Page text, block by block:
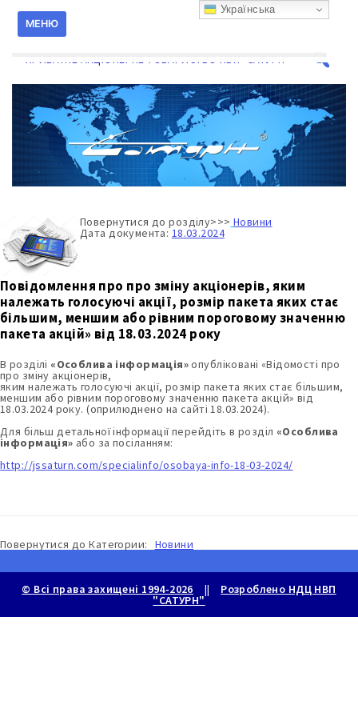
содержанию
МЕНЮ
ПРИВАТНЕ АКЦІОНЕРНЕ ТОВАРИСТВО НВП "САТУРН"
Поиск
для:
Повернутися до розділу>>> Новини
Дата документа:18.03.2024
Повідомлення про про зміну акціонерів, яким
належать голосуючі акції, розмір пакета яких стає
більшим, меншим або рівним пороговому значенню
пакета акцій» від 18.03.2024 року
В розділі «Особлива інформація»опубліковані «Вiдомостi про
про зміну акціонерів,
яким належать голосуючі акції, розмір пакета яких стає більшим,
меншим або рівним пороговому значенню пакета акцій» від
18.03.2024 року. (оприлюднено на сайті 18.03.2024).
Для більш детальної інформації перейдіть в розділ «Особлива
інформація» або за посіланням:
http://jssaturn.com/specialinfo/osobaya-info-18-03-2024/
Повернутися доКатегории: Новини
© Всі права захищені 1994-2026 || Розроблено НДЦ НВП
"САТУРН"
Українська